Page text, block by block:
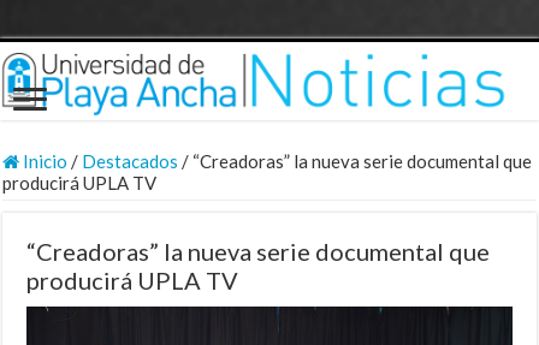
Inicio / Destacados / “Creadoras” la nueva serie documental que
producirá UPLA TV
“Creadoras” la nueva serie documental que
producirá UPLA TV